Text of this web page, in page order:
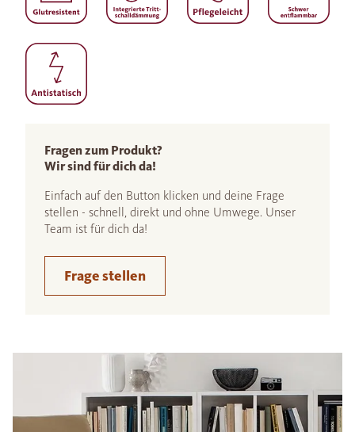
Fragen zum Produkt?
Wir sind für dich da!
Einfach auf den Button klicken und deine Frage
stellen - schnell, direkt und ohne Umwege. Unser
Team ist für dich da!
Frage stellen